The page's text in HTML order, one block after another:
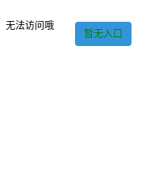
无法访问哦
暂无入口